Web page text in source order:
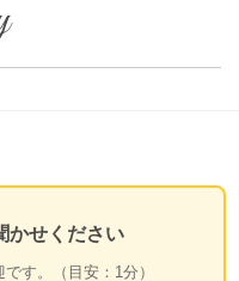
かせください
す。（目安：1分）